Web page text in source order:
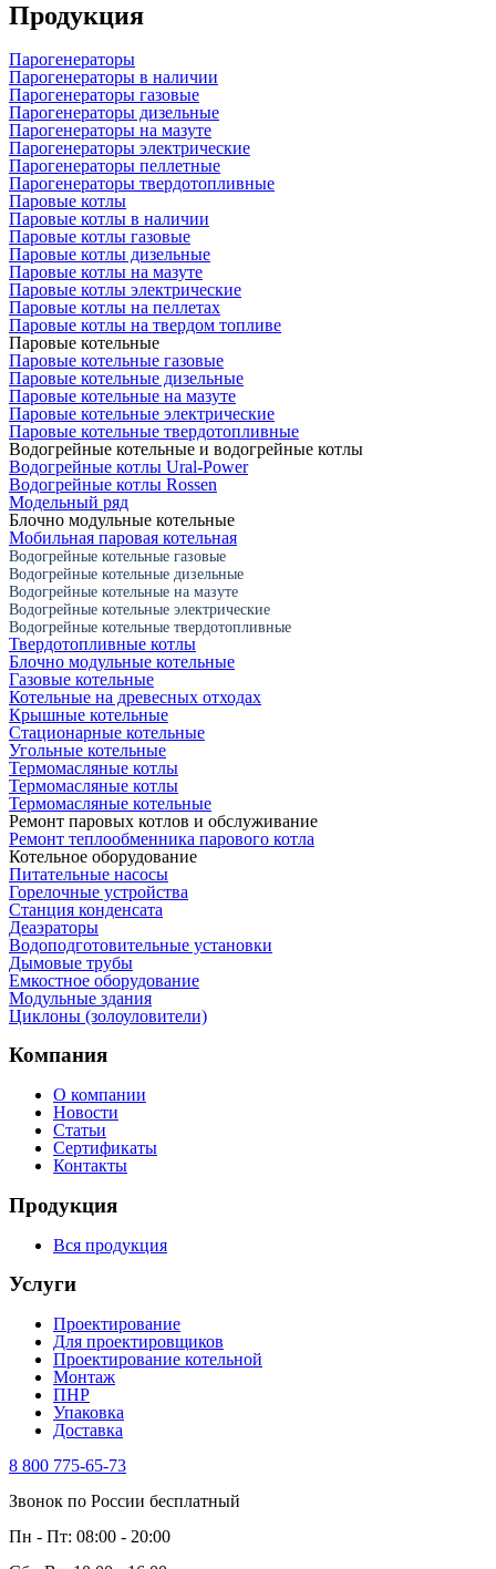
Продукция
Парогенераторы
Парогенераторы в наличии
Парогенераторы газовые
Парогенераторы дизельные
Парогенераторы на мазуте
Парогенераторы электрические
Парогенераторы пеллетные
Парогенераторы твердотопливные
Паровые котлы
Паровые котлы в наличии
Паровые котлы газовые
Паровые котлы дизельные
Паровые котлы на мазуте
Паровые котлы электрические
Паровые котлы на пеллетах
Паровые котлы на твердом топливе
Паровые котельные
Паровые котельные газовые
Паровые котельные дизельные
Паровые котельные на мазуте
Паровые котельные электрические
Паровые котельные твердотопливные
Водогрейные котельные и водогрейные котлы
Водогрейные котлы Ural-Power
Водогрейные котлы Rossen
Модельный ряд
Блочно модульные котельные
Мобильная паровая котельная
Водогрейные котельные газовые
Водогрейные котельные дизельные
Водогрейные котельные на мазуте
Водогрейные котельные электрические
Водогрейные котельные твердотопливные
Твердотопливные котлы
Блочно модульные котельные
Газовые котельные
Котельные на древесных отходах
Крышные котельные
Стационарные котельные
Угольные котельные
Термомасляные котлы
Термомасляные котлы
Термомасляные котельные
Ремонт паровых котлов и обслуживание
Ремонт теплообменника парового котла
Котельное оборудование
Питательные насосы
Горелочные устройства
Станция конденсата
Деаэраторы
Водоподготовительные установки
Дымовые трубы
Емкостное оборудование
Mодульные здания
Циклоны (золоуловители)
Компания
О компании
Новости
Статьи
Сертификаты
Контакты
Продукция
Вся продукция
Услуги
Проектирование
Для проектировщиков
Проектирование котельной
Монтаж
ПНР
Упаковка
Доставка
8 800 775-65-73
Звонок по России бесплатный
Пн - Пт: 08:00 - 20:00